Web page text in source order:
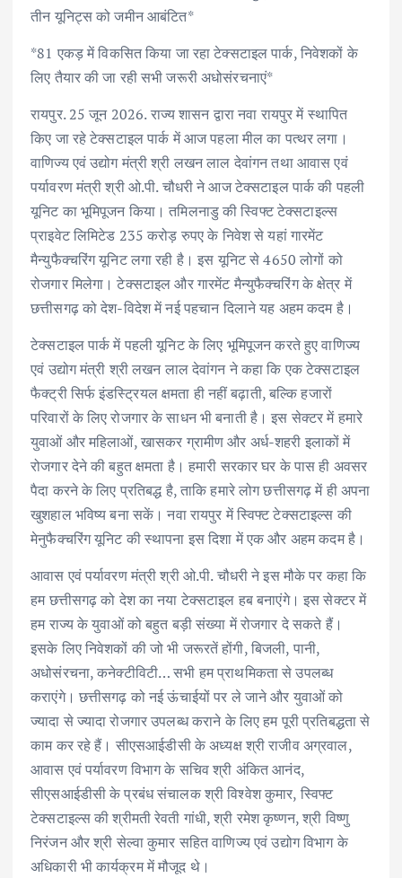
k p
तीन यूनिट्स को जमीन आबंटित*
*81 एकड़ में विकसित किया जा रहा टेक्सटाइल पार्क, निवेशकों के
लिए तैयार की जा रही सभी जरूरी अधोसंरचनाएं*
रायपुर. 25 जून 2026. राज्य शासन द्वारा नवा रायपुर में स्थापित
किए जा रहे टेक्सटाइल पार्क में आज पहला मील का पत्थर लगा।
वाणिज्य एवं उद्योग मंत्री श्री लखन लाल देवांगन तथा आवास एवं
पर्यावरण मंत्री श्री ओ.पी. चौधरी ने आज टेक्सटाइल पार्क की पहली
यूनिट का भूमिपूजन किया। तमिलनाडु की स्विफ्ट टेक्सटाइल्स
प्राइवेट लिमिटेड 235 करोड़ रुपए के निवेश से यहां गारमेंट
मैन्युफैक्चरिंग यूनिट लगा रही है। इस यूनिट से 4650 लोगों को
रोजगार मिलेगा। टेक्सटाइल और गारमेंट मैन्युफैक्चरिंग के क्षेत्र में
छत्तीसगढ़ को देश-विदेश में नई पहचान दिलाने यह अहम कदम है।
टेक्सटाइल पार्क में पहली यूनिट के लिए भूमिपूजन करते हुए वाणिज्य
एवं उद्योग मंत्री श्री लखन लाल देवांगन ने कहा कि एक टेक्सटाइल
फैक्ट्री सिर्फ इंडस्ट्रियल क्षमता ही नहीं बढ़ाती, बल्कि हजारों
परिवारों के लिए रोजगार के साधन भी बनाती है। इस सेक्टर में हमारे
युवाओं और महिलाओं, खासकर ग्रामीण और अर्ध-शहरी इलाकों में
रोजगार देने की बहुत क्षमता है। हमारी सरकार घर के पास ही अवसर
पैदा करने के लिए प्रतिबद्ध है, ताकि हमारे लोग छत्तीसगढ़ में ही अपना
खुशहाल भविष्य बना सकें। नवा रायपुर में स्विफ्ट टेक्सटाइल्स की
मेनुफैक्चरिंग यूनिट की स्थापना इस दिशा में एक और अहम कदम है।
आवास एवं पर्यावरण मंत्री श्री ओ.पी. चौधरी ने इस मौके पर कहा कि
हम छत्तीसगढ़ को देश का नया टेक्सटाइल हब बनाएंगे। इस सेक्टर में
हम राज्य के युवाओं को बहुत बड़ी संख्या में रोजगार दे सकते हैं।
इसके लिए निवेशकों की जो भी जरूरतें होंगी, बिजली, पानी,
अधोसंरचना, कनेक्टीविटी… सभी हम प्राथमिकता से उपलब्ध
कराएंगे। छत्तीसगढ़ को नई ऊंचाईयों पर ले जाने और युवाओं को
ज्यादा से ज्यादा रोजगार उपलब्ध कराने के लिए हम पूरी प्रतिबद्धता से
काम कर रहे हैं। सीएसआईडीसी के अध्यक्ष श्री राजीव अग्रवाल,
आवास एवं पर्यावरण विभाग के सचिव श्री अंकित आनंद,
सीएसआईडीसी के प्रबंध संचालक श्री विश्वेश कुमार, स्विफ्ट
टेक्सटाइल्स की श्रीमती रेवती गांधी, श्री रमेश कृष्णन, श्री विष्णु
निरंजन और श्री सेल्वा कुमार सहित वाणिज्य एवं उद्योग विभाग के
अधिकारी भी कार्यक्रम में मौजूद थे।